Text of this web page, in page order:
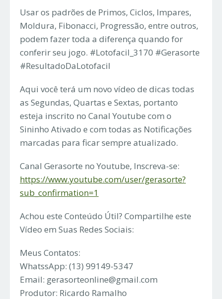
Usar os padrões de Primos, Ciclos, Impares,
Moldura, Fibonacci, Progressão, entre outros,
podem fazer toda a diferença quando for
conferir seu jogo. #Lotofacil_3170 #Gerasorte
#ResultadoDaLotofacil
Aqui você terá um novo vídeo de dicas todas
as Segundas, Quartas e Sextas, portanto
esteja inscrito no Canal Youtube com o
Sininho Ativado e com todas as Notificações
marcadas para ficar sempre atualizado.
Canal Gerasorte no Youtube, Inscreva-se:
https://www.youtube.com/user/gerasorte?
sub_confirmation=1
Achou este Conteúdo Útil? Compartilhe este
Vídeo em Suas Redes Sociais:
Meus Contatos:
WhatssApp: (13) 99149-5347
Email: gerasorteonline@gmail.com
Produtor: Ricardo Ramalho